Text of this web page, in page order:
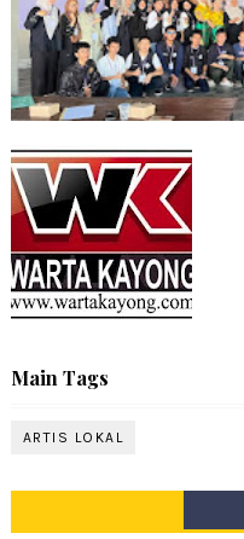
Main Tags
ARTIS LOKAL